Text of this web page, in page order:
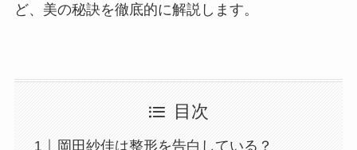
ど、美の秘訣を徹底的に解説します。
目次
岡田紗佳は整形を告白している？